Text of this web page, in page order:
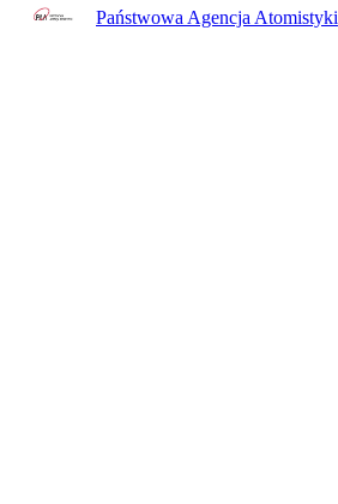
Państwowa Agencja Atomistyki